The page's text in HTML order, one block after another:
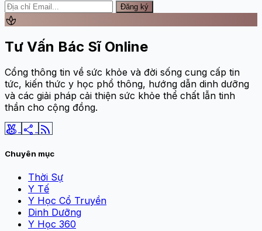
Đăng ký
spa
Tư Vấn Bác Sĩ Online
Cổng thông tin về sức khỏe và đời sống cung cấp tin
tức, kiến thức y học phổ thông, hướng dẫn dinh dưỡng
và các giải pháp cải thiện sức khỏe thể chất lẫn tinh
thần cho cộng đồng.
social_leaderboard share rss_feed
Chuyên mục
Thời Sự
Y Tế
Y Học Cổ Truyền
Dinh Dưỡng
Y Học 360